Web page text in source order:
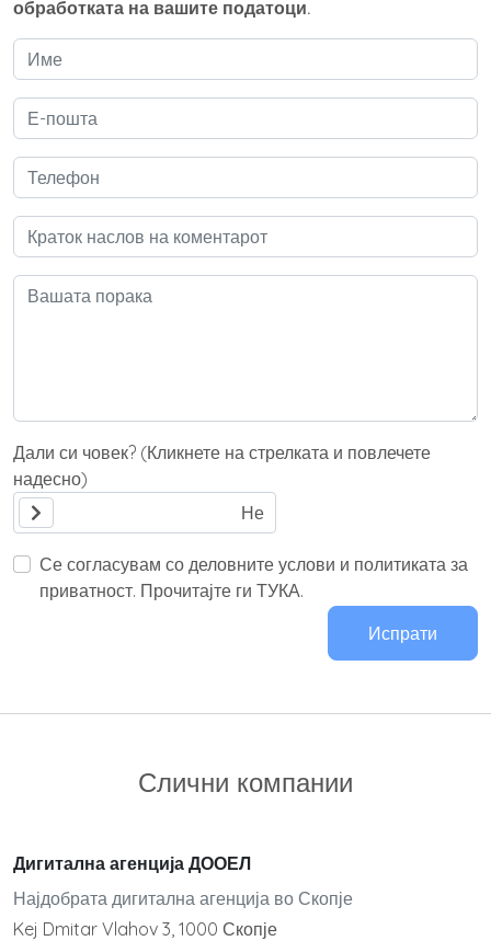
обработката на вашите податоци.
Дали си човек? (Кликнете на стрелката и повлечете
надесно)
Се согласувам со деловните услови и политиката за
приватност. Прочитајте ги ТУКА.
Испрати
Слични компании
Дигитална агенција ДООЕЛ
Најдобрата дигитална агенција во Скопје
Kej Dmitar Vlahov 3, 1000 Скопје